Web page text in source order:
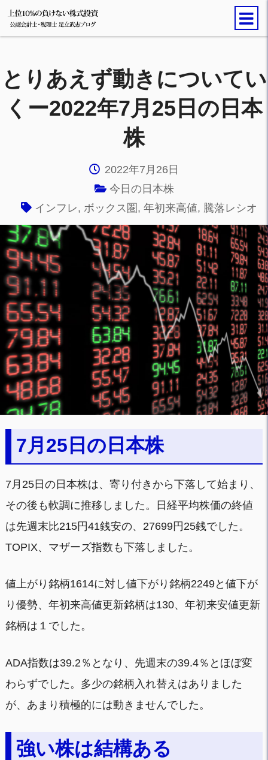
とりあえず動きについてい
くー2022年7月25日の日本
株
2022年7月26日
今日の日本株
インフレ, ボックス圏 ,年初来高値, 騰落レシオ
7月25日の日本株
7月25日の日本株は、寄り付きから下落して始まり、
その後も軟調に推移しました。日経平均株価の終値
は先週末比215円41銭安の、27699円25銭でした。
TOPIX、マザーズ指数も下落しました。
値上がり銘柄1614に対し値下がり銘柄2249と値下が
り優勢、年初来高値更新銘柄は130、年初来安値更新
銘柄は１でした。
ADA指数は39.2％となり、先週末の39.4％とほぼ変
わらずでした。多少の銘柄入れ替えはありました
が、あまり積極的には動きませんでした。
強い株は結構ある